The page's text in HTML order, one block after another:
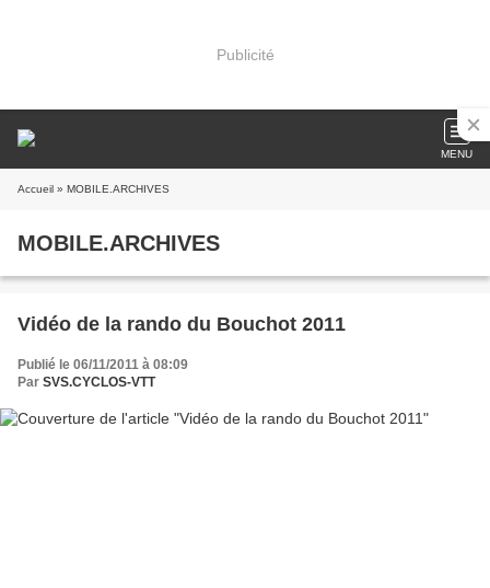
Publicité
MENU
Accueil » MOBILE.ARCHIVES
MOBILE.ARCHIVES
Vidéo de la rando du Bouchot 2011
Publié le 06/11/2011 à 08:09
Par SVS.CYCLOS-VTT